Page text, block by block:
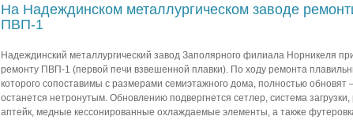
На Надеждинском металлургическом заводе
ПВП-1
Надеждинский металлургический завод Заполярного филиала Норникеля
ремонту ПВП-1 (первой печи взвешенной плавки). По ходу ремонта
которого сопоставимы с размерами семиэтажного дома, полностью
останется нетронутым. Обновлению подвергнется сетлер, система
аптейк, медные кессонированные охлаждаемые элементы, а также